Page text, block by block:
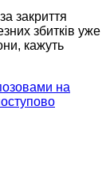
закриття
збитків уже
кажуть
на